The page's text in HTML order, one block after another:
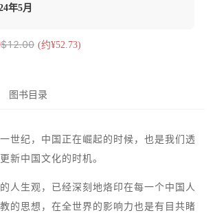
年5月
$12.00 (约¥52.73)
图书目录
世纪，中国正在崛起的时候，也是我们透
新中国文化的时机。
人生观，已经深刻地烙印在每一个中国人
的思想，在全世界的影响力也是有目共睹